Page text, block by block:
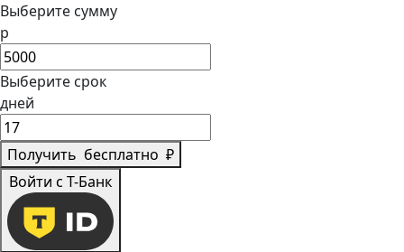
Выберите сумму
р
Выберите срок
дней
Получить бесплатно ₽
Войти с Т-Банк